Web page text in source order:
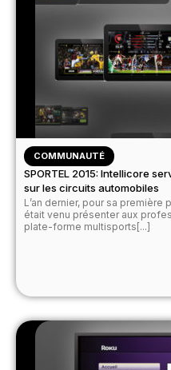
COMMUNAUTÉ
SPORTEL 2015: Intellicore
sur les circuits automobiles
L’an dernier, pour sa
était venu présenter aux
plate-forme multisports[...]